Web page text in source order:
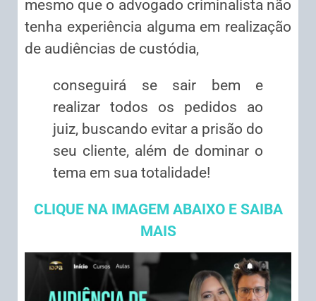
mesmo que o advogado criminalista não
tenha experiência alguma em realização
de audiências de custódia,
conseguirá se sair bem e
realizar todos os pedidos ao
juiz, buscando evitar a prisão do
seu cliente, além de dominar o
tema em sua totalidade!
CLIQUE NA IMAGEM ABAIXO E SAIBA
MAIS